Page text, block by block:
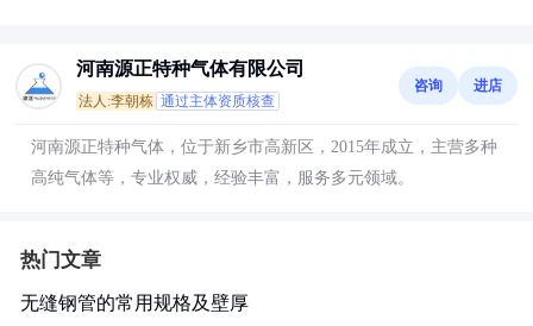
河南源正特种气体有限公司
法人:李朝栋 通过主体资质核查
咨询 进店
河南源正特种气体，位于新乡市高新区，2015年成立，主营多种
高纯气体等，专业权威，经验丰富，服务多元领域。
热门文章
无缝钢管的常用规格及壁厚